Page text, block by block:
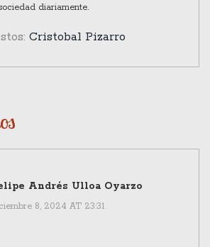
diariamente.
Cristobal Pizarro
Andrés Ulloa Oyarzo
8, 2024 AT 23:31